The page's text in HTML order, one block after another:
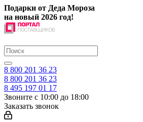
Подарки от Деда Мороза
на новый 2026 год!
8 800 201 36 23
8 800 201 36 23
8 495 197 01 17
Звоните с 10:00 до 18:00
Заказать звонок